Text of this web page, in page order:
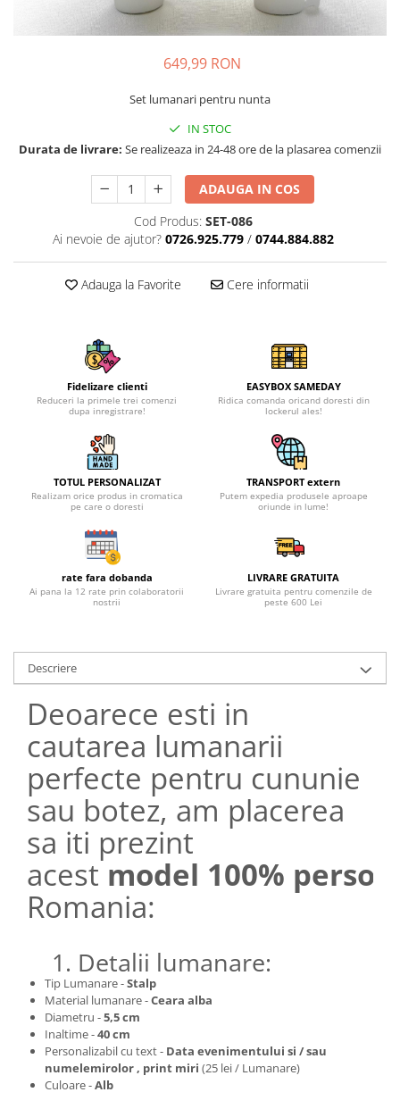
649,99 RON
Set lumanari pentru nunta
IN STOC
Durata de livrare: Se realizeaza in 24-48 ore de la plasarea comenzii
ADAUGA IN COS
Cod Produs: SET-086
Ai nevoie de ajutor? 0726.925.779 / 0744.884.882
Adauga la Favorite Cere informatii
Fidelizare clienti
Reduceri la primele trei comenzi
dupa inregistrare!
EASYBOX SAMEDAY
Ridica comanda oricand doresti din
lockerul ales!
TOTUL PERSONALIZAT
Realizam orice produs in cromatica
pe care o doresti
TRANSPORT extern
Putem expedia produsele aproape
oriunde in lume!
rate fara dobanda
Ai pana la 12 rate prin colaboratorii
nostrii
LIVRARE GRATUITA
Livrare gratuita pentru comenzile de
peste 600 Lei
Descriere
Deoarece esti in
cautarea lumanarii
perfecte pentru cununie
sau botez, am placerea
sa iti prezint
acestmodel 100%
Romania:
1. Detalii lumanare:
Tip Lumanare -Stalp
Material lumanare -Ceara alba
Diametru -5,5 cm
Inaltime -40cm
Personalizabil cu text - Data evenimentului si / sau
numelemirolor , print miri (25 lei / Lumanare)
Culoare -Alb